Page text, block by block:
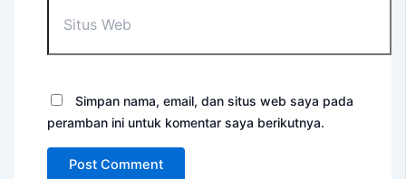
Web
Simpan nama, email, dan situs web saya pada
peramban ini untuk komentar saya berikutnya.